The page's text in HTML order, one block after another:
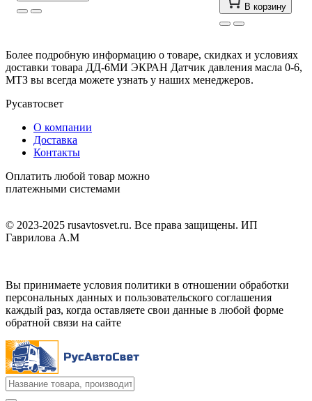
В корзину
Более подробную информацию о товаре, скидках и условиях
доставки товара ДД-6МИ ЭКРАН Датчик давления масла 0-6,
МТЗ вы всегда можете узнать у наших менеджеров.
Русавтосвет
О компании
Доставка
Контакты
Оплатить любой товар можно
платежными системами
© 2023-2025 rusavtosvet.ru. Все права защищены. ИП
Гаврилова А.М
Вы принимаете условия политики в отношении обработки
персональных данных и пользовательского соглашения
каждый раз, когда оставляете свои данные в любой форме
обратной связи на сайте